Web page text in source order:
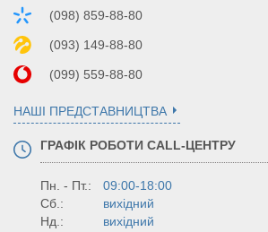
(098) 859-88-80
(093) 149-88-80
(099) 559-88-80
НАШІ ПРЕДСТАВНИЦТВА
ГРАФІК РОБОТИ CALL-ЦЕНТРУ
Пн. - Пт.:
09:00-18:00
Сб.:
вихідний
Нд.:
вихідний